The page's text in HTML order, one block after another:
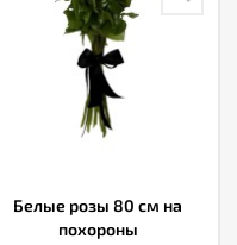
Белые розы 80 см на
похороны